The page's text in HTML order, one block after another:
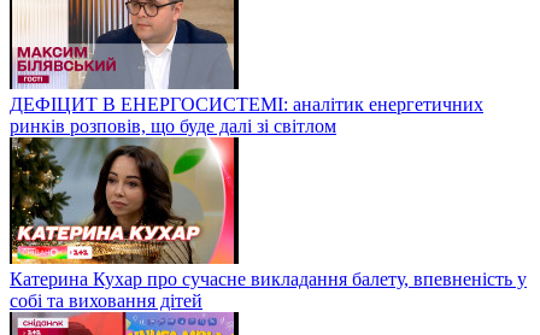
ДЕФІЦИТ В ЕНЕРГОСИСТЕМІ: аналітик енергетичних
ринків розповів, що буде далі зі світлом
Катерина Кухар про сучасне викладання балету, впевненість у
собі та виховання дітей